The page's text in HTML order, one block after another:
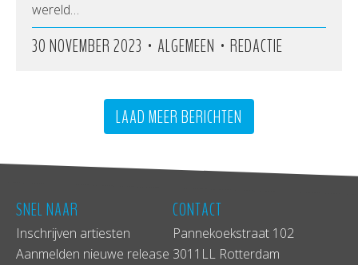
wereld…
30 NOVEMBER 2023 • ALGEMEEN • REDACTIE
LAAD MEER BERICHTEN
SNEL NAAR
Inschrijven artiesten
Aanmelden nieuwe release
CONTACT
Pannekoekstraat 102
3011LL Rotterdam